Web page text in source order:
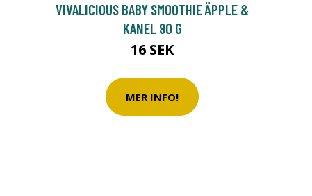
VIVALICIOUS BABY SMOOTHIE ÄPPLE &
KANEL 90 G
16 SEK
MER INFO!